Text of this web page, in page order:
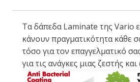
Τα δάπεδα Laminate της Vario
κάνουν πραγματικότητα κάθε
τόσο για τον επαγγελματικό
για τις ανάγκες μιας ζεστής και